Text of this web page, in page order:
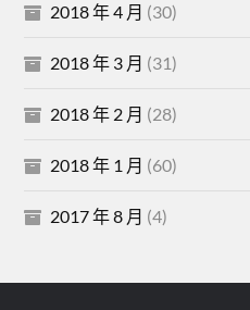
2018 年 4 月 (30)
2018 年 3 月 (31)
2018 年 2 月 (28)
2018 年 1 月 (60)
2017 年 8 月 (4)